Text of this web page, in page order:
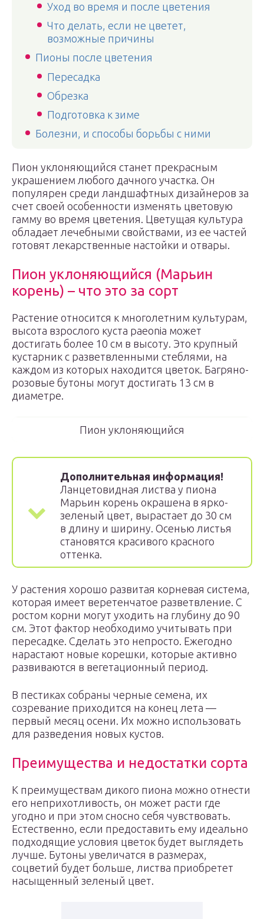
Уход во время и после цветения
Что делать, если не цветет,
возможные причины
Пионы после цветения
Пересадка
Обрезка
Подготовка к зиме
Болезни, и способы борьбы с ними
Пион уклоняющийся станет прекрасным
украшением любого дачного участка. Он
популярен среди ландшафтных дизайнеров за
счет своей особенности изменять цветовую
гамму во время цветения. Цветущая культура
обладает лечебными свойствами, из ее частей
готовят лекарственные настойки и отвары.
Пион уклоняющийся (Марьин
корень) – что это за сорт
Растение относится к многолетним культурам,
высота взрослого куста paeonia может
достигать более 10 см в высоту. Это крупный
кустарник с разветвленными стеблями, на
каждом из которых находится цветок. Багряно-
розовые бутоны могут достигать 13 см в
диаметре.
Пион уклоняющийся
Дополнительная информация!
Ланцетовидная листва у пиона
Марьин корень окрашена в ярко-
зеленый цвет, вырастает до 30 см
в длину и ширину. Осенью листья
становятся красивого красного
оттенка.
У растения хорошо развитая корневая система,
которая имеет веретенчатое разветвление. С
ростом корни могут уходить на глубину до 90
см. Этот фактор необходимо учитывать при
пересадке. Сделать это непросто. Ежегодно
нарастают новые корешки, которые активно
развиваются в вегетационный период.
В пестиках собраны черные семена, их
созревание приходится на конец лета —
первый месяц осени. Их можно использовать
для разведения новых кустов.
Преимущества и недостатки сорта
К преимуществам дикого пиона можно отнести
его неприхотливость, он может расти где
угодно и при этом сносно себя чувствовать.
Естественно, если предоставить ему идеально
подходящие условия цветок будет выглядеть
лучше. Бутоны увеличатся в размерах,
соцветий будет больше, листва приобретет
насыщенный зеленый цвет.